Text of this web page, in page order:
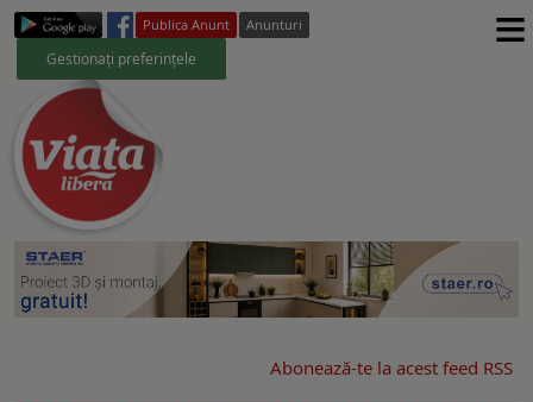
Publica Anunt Anunturi
Gestionați preferințele ≡
Abonează-te la acest feed RSS